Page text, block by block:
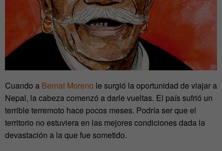
Cuando a Bernat Moreno le surgió la oportunidad de viajar a
Nepal, la cabeza comenzó a darle vueltas. El país sufrió un
terrible terremoto hace pocos meses. Podría ser que el
territorio no estuviera en las mejores condiciones dada la
devastación a la que fue sometido.